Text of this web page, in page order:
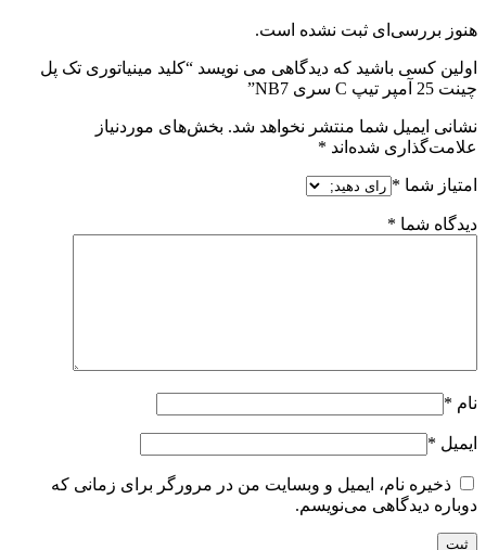
هنوز بررسی‌ای ثبت نشده است.
اولین کسی باشید که دیدگاهی می نویسد “کلید مینیاتوری تک پل
چینت 25 آمپر تیپ C سری NB7”
نشانی ایمیل شما منتشر نخواهد شد. بخش‌های موردنیاز
علامت‌گذاری شده‌اند *
امتیاز شما *
دیدگاه شما *
نام *
ایمیل *
ذخیره نام، ایمیل و وبسایت من در مرورگر برای زمانی که
دوباره دیدگاهی می‌نویسم.